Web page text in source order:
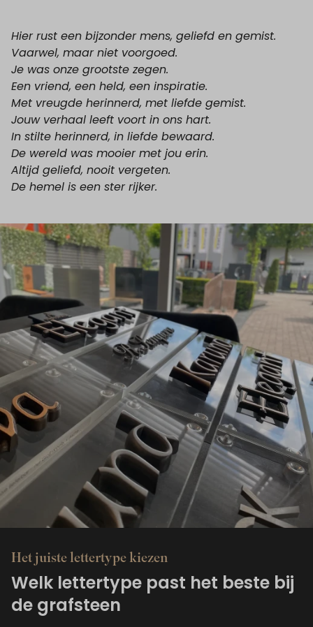
Hier rust een bijzonder mens, geliefd en gemist.
Vaarwel, maar niet voorgoed.
Je was onze grootste zegen.
Een vriend, een held, een inspiratie.
Met vreugde herinnerd, met liefde gemist.
Jouw verhaal leeft voort in ons hart.
In stilte herinnerd, in liefde bewaard.
De wereld was mooier met jou erin.
Altijd geliefd, nooit vergeten.
De hemel is een ster rijker.
Het juiste lettertype kiezen
Welk lettertype past het beste bij
de grafsteen